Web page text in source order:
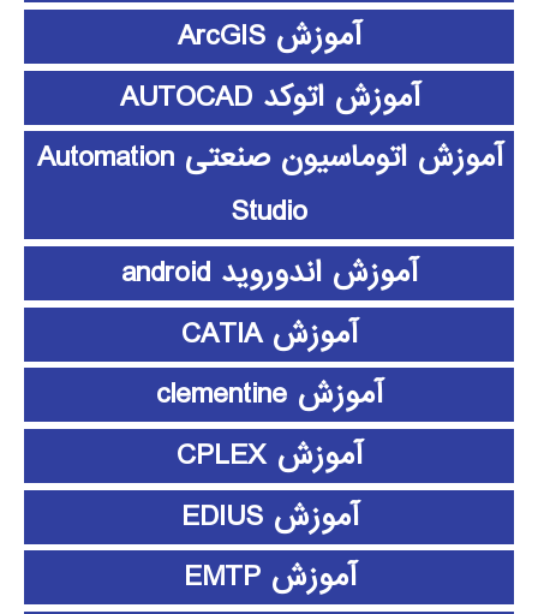
آموزش ArcGIS
آموزش اتوکد AUTOCAD
آموزش اتوماسیون صنعتی Automation
Studio
آموزش اندوروید android
آموزش CATIA
آموزش clementine
آموزش CPLEX
آموزش EDIUS
آموزش EMTP